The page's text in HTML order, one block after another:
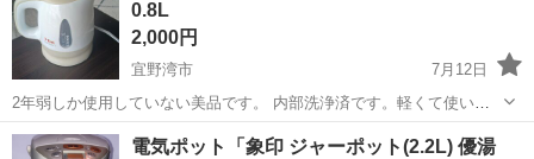
対応ができません。 ...
0.8L
2,000円
宜野湾市
7月12日
2年弱しか使用していない美品です。 内部洗浄済です。軽くて使いや
すいです。
沖縄 宜野湾市 キッチン家電
電気ポット「象印 ジャーポット(2.2L) 優湯